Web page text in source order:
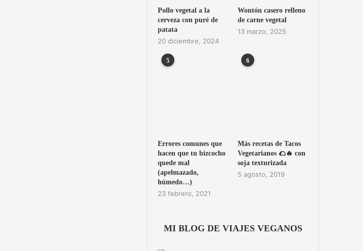
Pollo vegetal a la
cerveza con puré de
patata
20 diciembre, 2024
Wontón casero relleno
de carne vegetal
13 marzo, 2025
5
Errores comunes que
hacen que tu bizcocho
quede mal
(apelmazado,
húmedo…)
23 febrero, 2021
6
Más recetas de Tacos
Vegetarianos 🌮🔥 con
soja texturizada
5 agosto, 2019
MI BLOG DE VIAJES VEGANOS